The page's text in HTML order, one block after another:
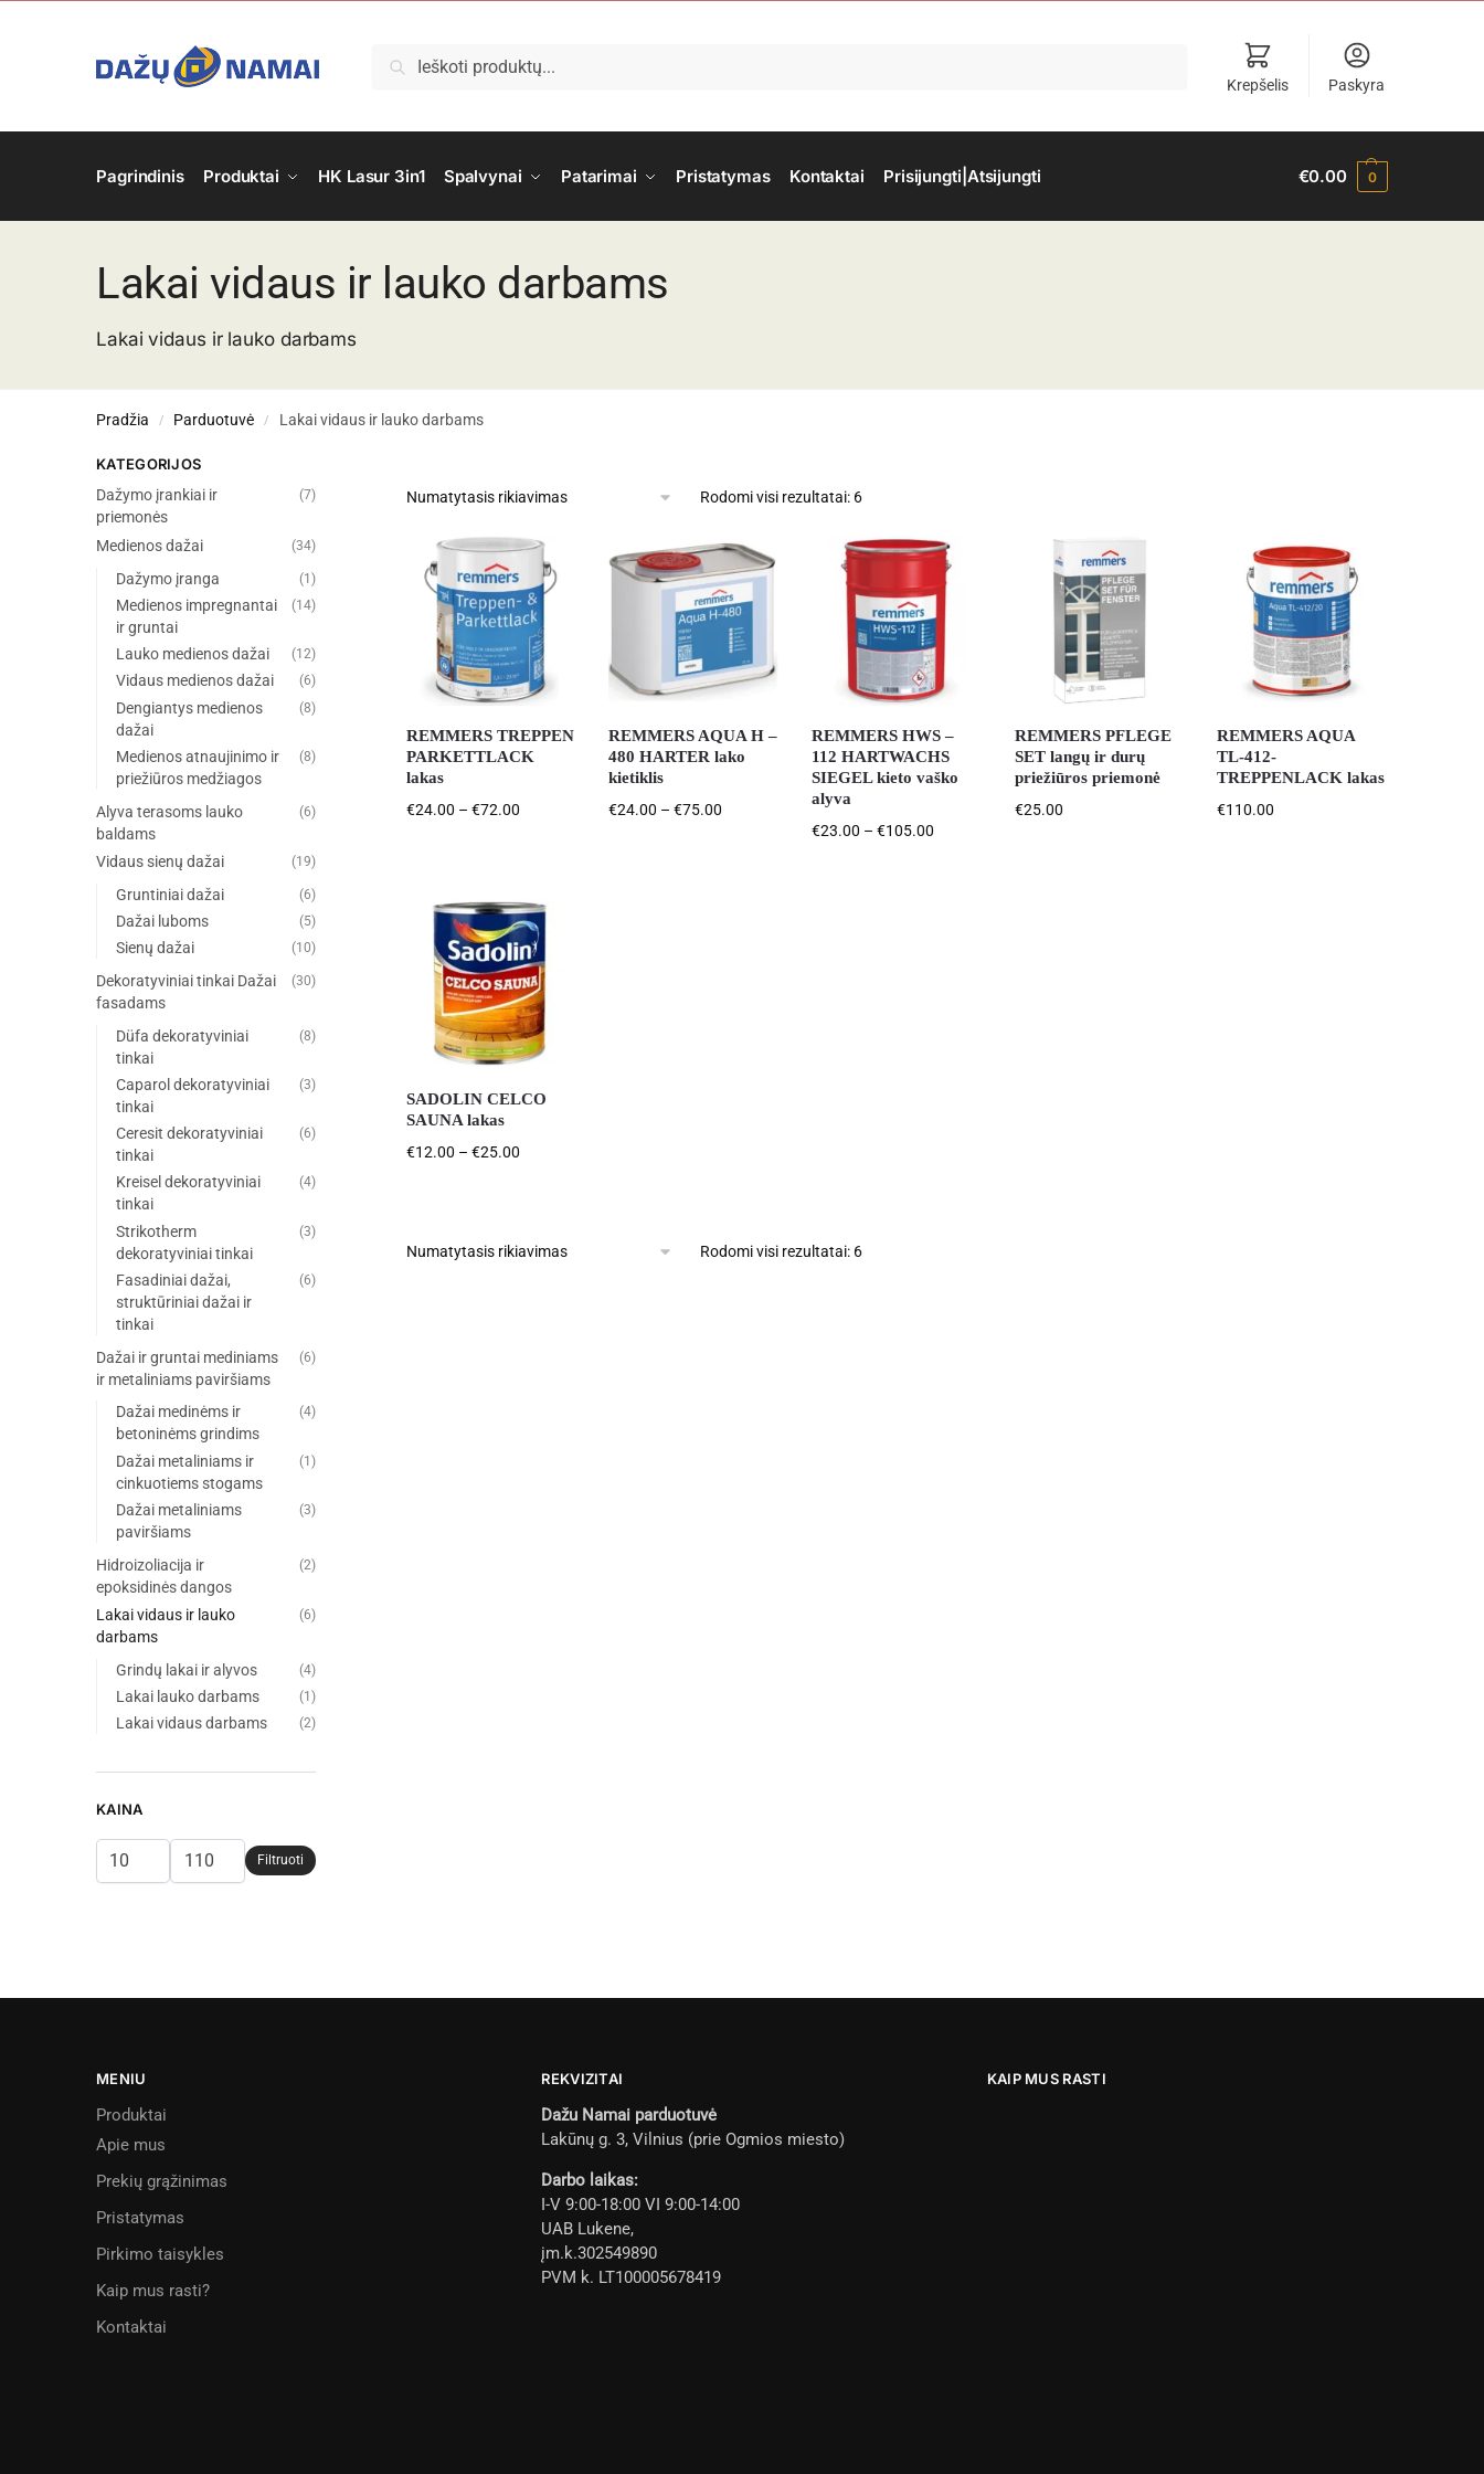
Ieškoti
Krepšelis Paskyra
Pagrindinis Produktai HK Lasur 3in1 Spalvynai Patarimai Pristatymas Kontaktai Prisijungti|Atsijungti €0.00 0
Lakai vidaus ir lauko darbams
Lakai vidaus ir lauko darbams
Pradžia / Parduotuvė / Lakai vidaus ir lauko darbams
Rodomi visi rezultatai: 6
REMMERS TREPPEN
PARKETTLACK
lakas
€24.00 – €72.00
REMMERS AQUA H –
480 HARTER lako
kietiklis
€24.00 – €75.00
REMMERS HWS –
112 HARTWACHS
SIEGEL kieto vaško
alyva
€23.00 – €105.00
REMMERS PFLEGE
SET langų ir durų
priežiūros priemonė
€25.00
REMMERS AQUA
TL-412-
TREPPENLACK lakas
€110.00
SADOLIN CELCO
SAUNA lakas
€12.00 – €25.00
Rodomi visi rezultatai: 6
KATEGORIJOS
Dažymo įrankiai ir
priemonės
(7)
Medienos dažai (34)
Dažymo įranga (1)
Medienos impregnantai
ir gruntai
(14)
Lauko medienos dažai (12)
Vidaus medienos dažai (6)
Dengiantys medienos
dažai
(8)
Medienos atnaujinimo ir
priežiūros medžiagos
(8)
Alyva terasoms lauko
baldams
(6)
Vidaus sienų dažai (19)
Gruntiniai dažai (6)
Dažai luboms (5)
Sienų dažai (10)
Dekoratyviniai tinkai Dažai
fasadams
(30)
Düfa dekoratyviniai
tinkai
(8)
Caparol dekoratyviniai
tinkai
(3)
Ceresit dekoratyviniai
tinkai
(6)
Kreisel dekoratyviniai
tinkai
(4)
Strikotherm
dekoratyviniai tinkai
(3)
Fasadiniai dažai,
struktūriniai dažai ir
tinkai
(6)
Dažai ir gruntai mediniams
ir metaliniams paviršiams
(6)
Dažai medinėms ir
betoninėms grindims
(4)
Dažai metaliniams ir
cinkuotiems stogams
(1)
Dažai metaliniams
paviršiams
(3)
Hidroizoliacija ir
epoksidinės dangos
(2)
Lakai vidaus ir lauko
darbams
(6)
Grindų lakai ir alyvos (4)
Lakai lauko darbams (1)
Lakai vidaus darbams (2)
KAINA
Filtruoti
MENIU
Produktai
Apie mus
Prekių grąžinimas
Pristatymas
Pirkimo taisykles
Kaip mus rasti?
Kontaktai
REKVIZITAI
Dažu Namai parduotuvė
Lakūnų g. 3, Vilnius (prie Ogmios miesto)
Darbo laikas:
I-V 9:00-18:00 VI 9:00-14:00
UAB Lukene,
įm.k.302549890
PVM k. LT100005678419
KAIP MUS RASTI